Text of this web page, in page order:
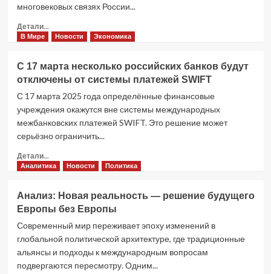
многовековых связях России...
Детали...
больше
России
12
июня:
исторических
и
современных
России
и
В Мире Новости Экономика
С 17 марта несколько российских банков будут
отключены от системы платежей SWIFT
С 17 марта 2025 года определённые финансовые
учреждения окажутся вне системы международных
межбанковских платежей SWIFT. Это решение может
серьёзно ограничить...
Детали...
больше
17
марта
несколько
российских
будут
отключены
Аналитика Новости Политика
Анализ: Новая реальность — решение будущего
Европы без Европы
Современный мир переживает эпоху изменений в
глобальной политической архитектуре, где традиционные
альянсы и подходы к международным вопросам
подвергаются пересмотру. Одним...